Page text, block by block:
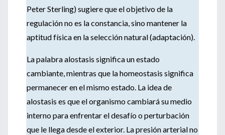
Peter Sterling) sugiere que el objetivo de la
regulación no es la constancia, sino mantener la
aptitud física en la selección natural (adaptación).
La palabra alostasis significa un estado
cambiante, mientras que la homeostasis significa
permanecer en el mismo estado. La idea de
alostasis es que el organismo cambiará su medio
interno para enfrentar el desafío o perturbación
que le llega desde el exterior. La presión arterial no